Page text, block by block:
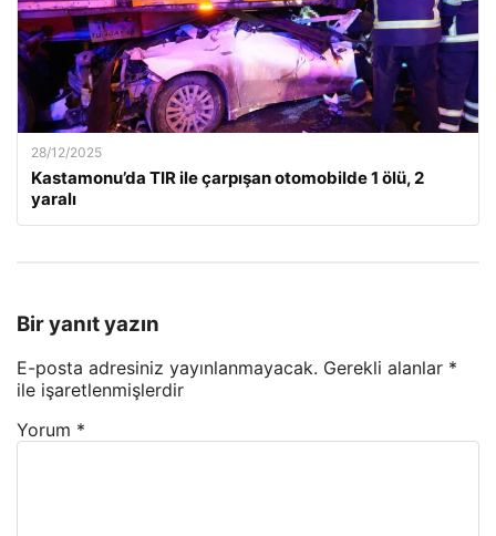
28/12/2025
Kastamonu’da TIR ile çarpışan otomobilde 1 ölü, 2
yaralı
Bir yanıt yazın
E-posta adresiniz yayınlanmayacak. Gerekli alanlar *
ile işaretlenmişlerdir
Yorum *